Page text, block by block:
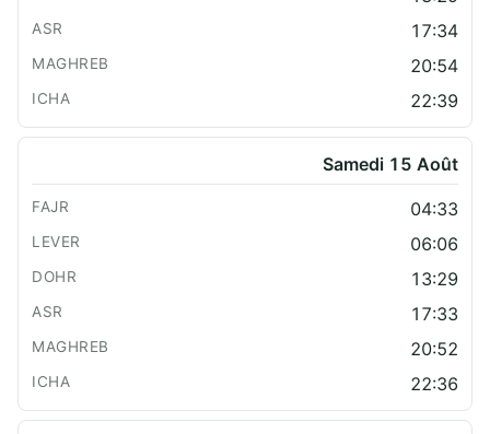
17:34
20:54
22:39
Samedi 15 Août
04:33
06:06
13:29
17:33
20:52
22:36